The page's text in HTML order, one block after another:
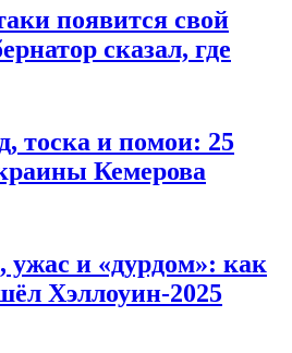
появится свой
сказал, где
тоска и помои: 25
Кемерова
и «дурдом»: как
Хэллоуин-2025